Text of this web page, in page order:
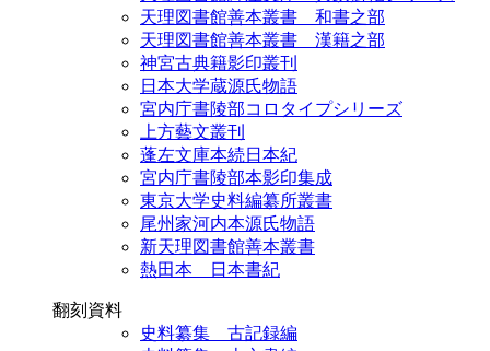
天理図書館善本叢書 和書之部
天理図書館善本叢書 漢籍之部
神宮古典籍影印叢刊
日本大学蔵源氏物語
宮内庁書陵部コロタイプシリーズ
上方藝文叢刊
蓬左文庫本続日本紀
宮内庁書陵部本影印集成
東京大学史料編纂所叢書
尾州家河内本源氏物語
新天理図書館善本叢書
熱田本 日本書紀
翻刻資料
史料纂集 古記録編